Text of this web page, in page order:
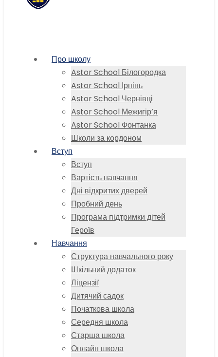
Про школу
Astor School Білогородка
Astor School Ірпінь
Astor School Чернівці
Astor School Межигір’я
Astor School Фонтанка
Школи за кордоном
Вступ
Вступ
Вартість навчання
Дні відкритих дверей
Пробний день
Програма підтримки дітей
Героїв
Навчання
Структура навчального року
Шкільний додаток
Ліцензії
Дитячий садок
Початкова школа
Середня школа
Старша школа
Онлайн школа